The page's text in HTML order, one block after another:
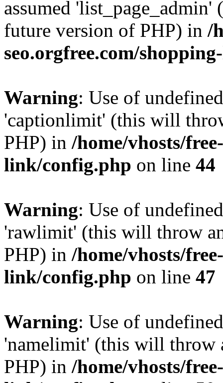
assumed
future version of PHP) in /
seo.orgfree.com/
Warning: Use of
'captionlimit' (this will
PHP) in /home/vhosts/
link/config.php on line 44
Warning: Use of
'rawlimit' (this will throw
PHP) in /home/vhosts/
link/config.php on line 47
Warning: Use of
'namelimit' (this will throw
PHP) in /home/vhosts/